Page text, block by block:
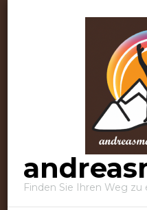
Finden Sie Ihren Weg